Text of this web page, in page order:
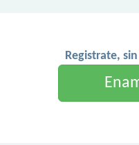
Registrate,